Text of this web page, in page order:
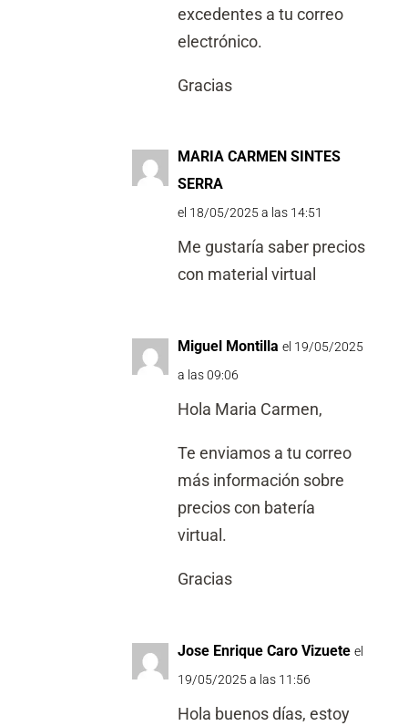
excedentes a tu correo
electrónico.
Gracias
MARIA CARMEN SINTES
SERRA
el 18/05/2025 a las 14:51
Me gustaría saber precios
con material virtual
Miguel Montilla el 19/05/2025
a las 09:06
Hola Maria Carmen,
Te enviamos a tu correo
más información sobre
precios con batería
virtual.
Gracias
Jose Enrique Caro Vizuete el
19/05/2025 a las 11:56
Hola buenos días, estoy